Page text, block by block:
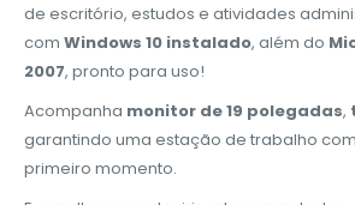
de escritório, estudos e atividades
com Windows 10 instalado, além do
2007, pronto para uso!
Acompanha monitor de 19 polegadas,
garantindo uma estação de trabalho
primeiro momento.